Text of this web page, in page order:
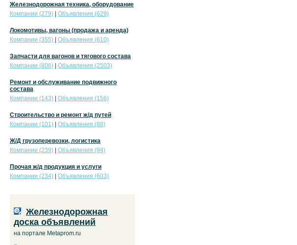
Железнодорожная техника, оборудование
Компании (279)
Объявления (629)
Локомотивы, вагоны (продажа и аренда)
Компании (355)
Объявления (610)
Запчасти для вагонов и тягового состава
Компании (806)
Объявления (2503)
Ремонт и обслуживание подвижного
состава
Компании (143)
Объявления (156)
Строительство и ремонт ж/д путей
Компании (101)
Объявления (88)
Ж/Д грузоперевозки, логистика
Компании (239)
Объявления (94)
Прочая ж/д продукция и услуги
Компании (234)
Объявления (603)
Железнодорожная
доска объявлений
на портале Metaprom.ru